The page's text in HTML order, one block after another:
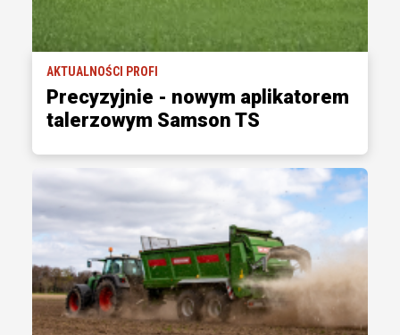
AKTUALNOŚCI PROFI
Precyzyjnie - nowym aplikatorem
talerzowym Samson TS